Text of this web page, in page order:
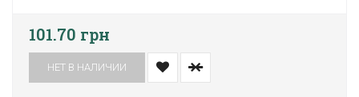
101.70 грн
НЕТ В НАЛИЧИИ